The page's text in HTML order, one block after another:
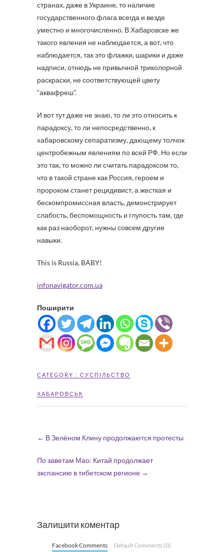
странах, даже в Украине, то наличие
государственного флага всегда и везде
уместно и многочисленно. В Хабаровске же
такого явления не наблюдается, а вот, что
наблюдается, так это флажки, шарики и даже
надписи, отнюдь не привычной триколорной
раскраски, не соответствующей цвету
“аквафреш”.
И вот тут даже не знаю, то ли это относить к
парадоксу, то ли непосредственно, к
хабаровскому сепаратизму, дающему толчок
центробежным явлениям по всей РФ. Но если
это так, то можно ли считать парадоксом то,
что в такой стране как Россия, героем и
пророком станет рецидивист, а жесткая и
бескомпромиссная власть, демонстрирует
слабость, беспомощность и глупость там, где
как раз наоборот, нужны совсем другие
навыки.
This is Russia, BABY!
infonavigator.com.ua
Поширити
CATEGORY : СУСПІЛЬСТВО
ХАБАРОВСЬК
← В Зелёном Клину продолжаются протесты
По заветам Мао: Китай продолжает
экспансию в тибетском регионе →
Залишити коментар
Facebook Comments Default Comments (0)